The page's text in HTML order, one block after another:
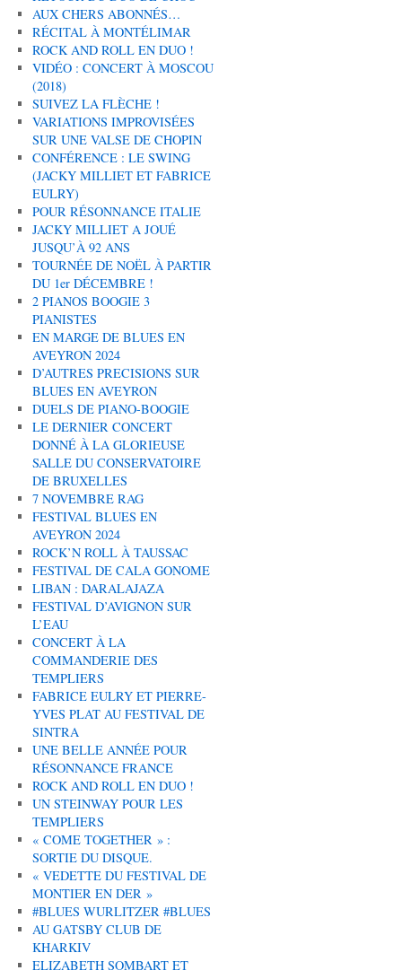
AUX CHERS ABONNÉS…
RÉCITAL À MONTÉLIMAR
ROCK AND ROLL EN DUO !
VIDÉO : CONCERT À MOSCOU
(2018)
SUIVEZ LA FLÈCHE !
VARIATIONS IMPROVISÉES
SUR UNE VALSE DE CHOPIN
CONFÉRENCE : LE SWING
(JACKY MILLIET ET FABRICE
EULRY)
POUR RÉSONNANCE ITALIE
JACKY MILLIET A JOUÉ
JUSQU’À 92 ANS
TOURNÉE DE NOËL À PARTIR
DU 1er DÉCEMBRE !
2 PIANOS BOOGIE 3
PIANISTES
EN MARGE DE BLUES EN
AVEYRON 2024
D’AUTRES PRECISIONS SUR
BLUES EN AVEYRON
DUELS DE PIANO-BOOGIE
LE DERNIER CONCERT
DONNÉ À LA GLORIEUSE
SALLE DU CONSERVATOIRE
DE BRUXELLES
7 NOVEMBRE RAG
FESTIVAL BLUES EN
AVEYRON 2024
ROCK’N ROLL À TAUSSAC
FESTIVAL DE CALA GONOME
LIBAN : DARALAJAZA
FESTIVAL D’AVIGNON SUR
L’EAU
CONCERT À LA
COMMANDERIE DES
TEMPLIERS
FABRICE EULRY ET PIERRE-
YVES PLAT AU FESTIVAL DE
SINTRA
UNE BELLE ANNÉE POUR
RÉSONNANCE FRANCE
ROCK AND ROLL EN DUO !
UN STEINWAY POUR LES
TEMPLIERS
« COME TOGETHER » :
SORTIE DU DISQUE.
« VEDETTE DU FESTIVAL DE
MONTIER EN DER »
#BLUES WURLITZER #BLUES
AU GATSBY CLUB DE
KHARKIV
ELIZABETH SOMBART ET